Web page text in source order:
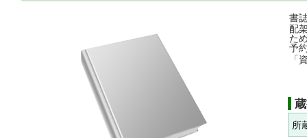
書
配
た
予
「
所